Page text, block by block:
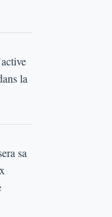
la
sa